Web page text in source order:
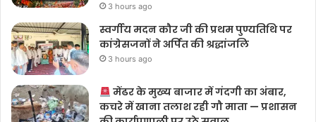
3 hours ago
स्वर्गीय मदन कौर जी की प्रथम पुण्यतिथि पर
कांग्रेसजनों ने अर्पित की श्रद्धांजलि
3 hours ago
मेंढर के मुख्य बाजार में गंदगी का अंबार,
कचरे में खाना तलाश रही गौ माता — प्रशासन